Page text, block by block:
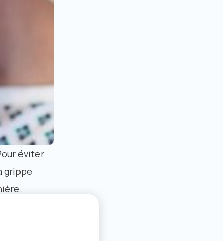
éviter
grippe
la grippe